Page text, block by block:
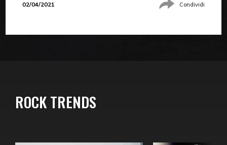
02/04/2021 Condividi
ROCK TRENDS